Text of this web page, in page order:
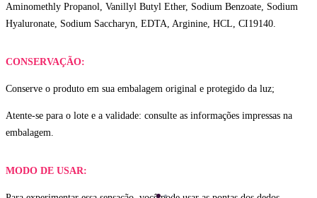
Aminomethly Propanol, Vanillyl Butyl Ether, Sodium Benzoate, Sodium
Hyaluronate, Sodium Saccharyn, EDTA, Arginine, HCL, CI19140.
CONSERVAÇÃO:
Conserve o produto em sua embalagem original e protegido da luz;
Atente-se para o lote e a validade: consulte as informações impressas na
embalagem.
MODO DE USAR: